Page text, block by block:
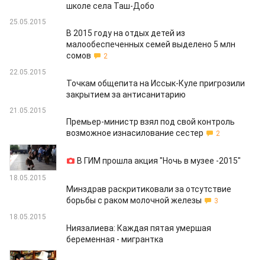
школе села Таш-Добо
25.05.2015
В 2015 году на отдых детей из
малообеспеченных семей выделено 5 млн
сомов
2
22.05.2015
Точкам общепита на Иссык-Куле пригрозили
закрытием за антисанитарию
21.05.2015
Премьер-министр взял под свой контроль
возможное изнасилование сестер
2
19.05.2015
В ГИМ прошла акция "Ночь в музее -2015"
18.05.2015
Минздрав раскритиковали за отсутствие
борьбы с раком молочной железы
3
18.05.2015
Ниязалиева: Каждая пятая умершая
беременная - мигрантка
15.05.2015